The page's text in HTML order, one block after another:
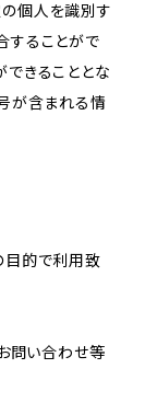
個人を識別す
することがで
できることとな
が含まれる情
目的で利用致
問い合わせ等